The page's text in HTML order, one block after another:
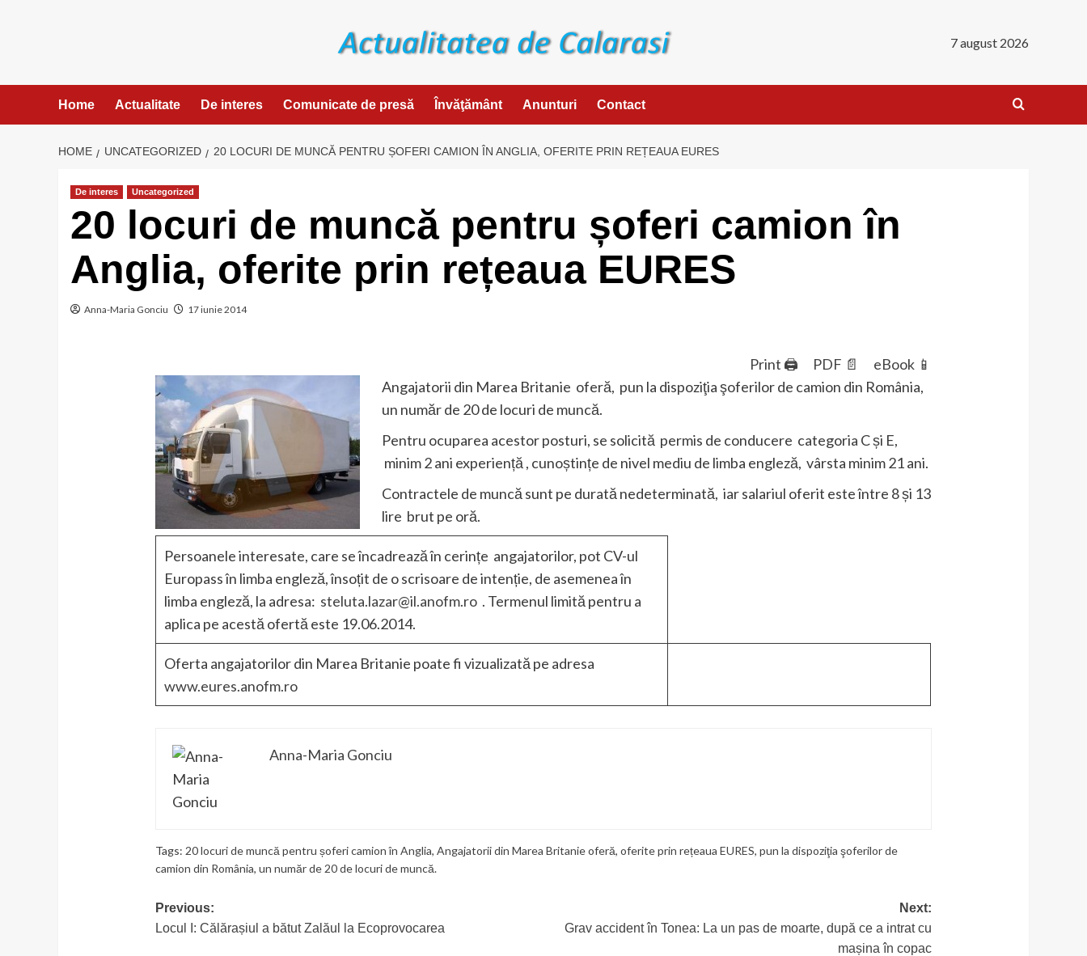
7 august 2026
Home Actualitate De interes Comunicate de presă Învăţământ Anunturi Contact
HOME UNCATEGORIZED 20 LOCURI DE MUNCĂ PENTRU ȘOFERI CAMION ÎN ANGLIA, OFERITE PRIN REȚEAUA EURES
De interes Uncategorized
20 locuri de muncă pentru șoferi camion în
Anglia, oferite prin rețeaua EURES
Anna-Maria Gonciu 17 iunie 2014
Print 🖨 PDF 📄
eBook 📱
Angajatorii din Marea Britanie oferă, pun la dispoziţia şoferilor de camion din România,
un număr de 20 de locuri de muncă.
Pentru ocuparea acestor posturi, se solicită permis de conducere categoria C și E,
minim 2 ani experiență , cunoștințe de nivel mediu de limba engleză, vârsta minim 21 ani.
Contractele de muncă sunt pe durată nedeterminată, iar salariul oferit este între 8 și 13
lire brut pe oră.
Persoanele interesate, care se încadrează în cerințe angajatorilor, pot CV-ul
Europass în limba engleză, însoțit de o scrisoare de intenție, de asemenea în
limba engleză, la adresa: steluta.lazar@il.anofm.ro . Termenul limită pentru a
aplica pe acestă ofertă este 19.06.2014.
Oferta angajatorilor din Marea Britanie poate fi vizualizată pe adresa
www.eures.anofm.ro
Anna-Maria Gonciu
Tags: 20 locuri de muncă pentru șoferi camion în Anglia,Angajatorii din Marea Britanie oferă,oferite prin rețeaua EURES,pun la dispoziţia şoferilor de
camion din România,un număr de 20 de locuri de muncă.
Post
navigation
Previous:
Locul I: Călărașiul a bătut Zalăul la Ecoprovocarea
Next:
Grav accident în Tonea: La un pas de moarte, după ce a intrat cu
mașina în copac